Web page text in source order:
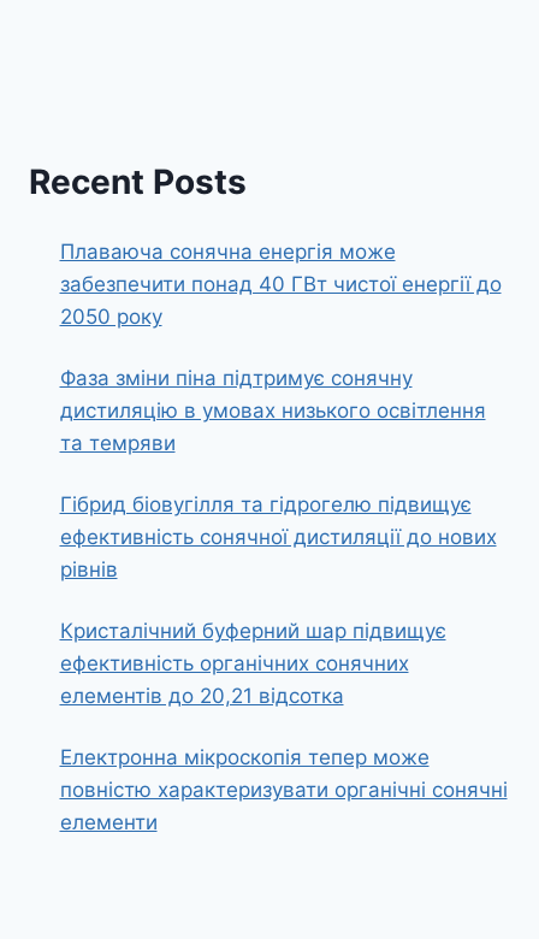
Recent Posts
Плаваюча сонячна енергія може
забезпечити понад 40 ГВт чистої енергії до
2050 року
Фаза зміни піна підтримує сонячну
дистиляцію в умовах низького освітлення
та темряви
Гібрид біовугілля та гідрогелю підвищує
ефективність сонячної дистиляції до нових
рівнів
Кристалічний буферний шар підвищує
ефективність органічних сонячних
елементів до 20,21 відсотка
Електронна мікроскопія тепер може
повністю характеризувати органічні сонячні
елементи